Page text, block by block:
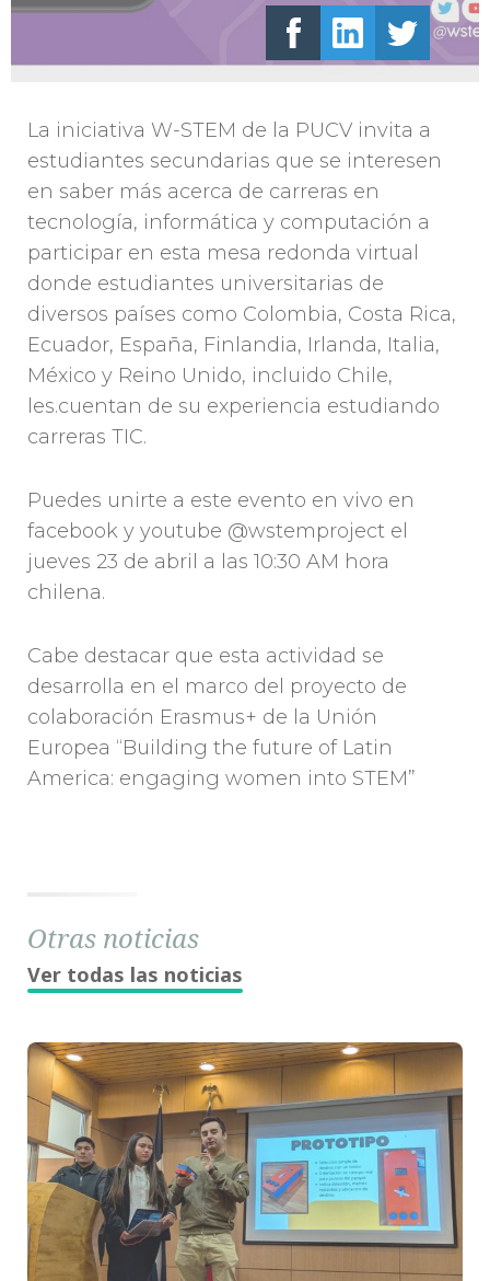
La iniciativa W-STEM de la PUCV invita a
estudiantes secundarias que se interesen
en saber más acerca de carreras en
tecnología, informática y computación a
participar en esta mesa redonda virtual
donde estudiantes universitarias de
diversos países como Colombia, Costa Rica,
Ecuador, España, Finlandia, Irlanda, Italia,
México y Reino Unido, incluido Chile,
les.cuentan de su experiencia estudiando
carreras TIC.
Puedes unirte a este evento en vivo en
facebook y youtube @wstemproject el
jueves 23 de abril a las 10:30 AM hora
chilena.
Cabe destacar que esta actividad se
desarrolla en el marco del proyecto de
colaboración Erasmus+ de la Unión
Europea “Building the future of Latin
America: engaging women into STEM”
Otras noticias
Ver todas las noticias